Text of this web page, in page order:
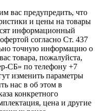
вас предупредить, что
и цены на товары
информационный
согласно Ст. 437
точную информацию о
товара, пожалуйста,
СБ» по телефону +7
изменить параметры
нас в об этом в
конкретного
цена и другие